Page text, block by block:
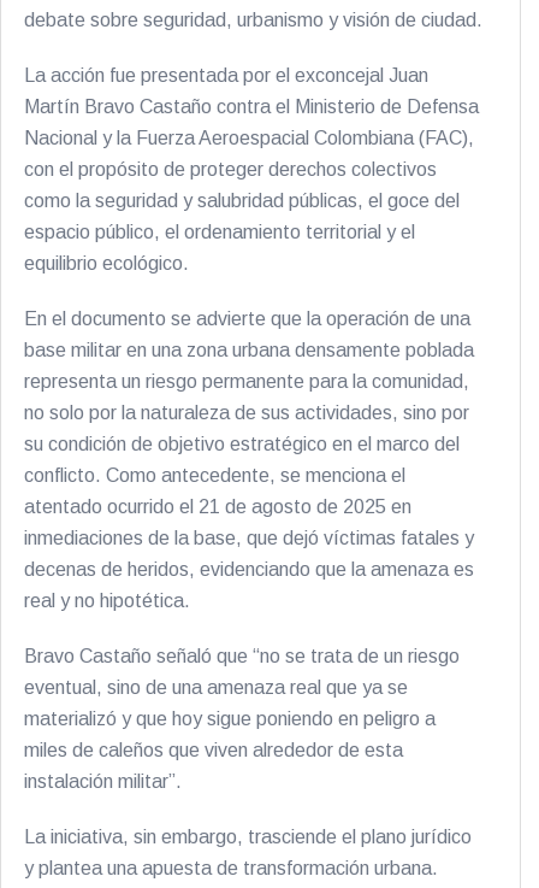
debate sobre seguridad, urbanismo y visión de ciudad.
La acción fue presentada por el exconcejal Juan
Martín Bravo Castaño contra el Ministerio de Defensa
Nacional y la Fuerza Aeroespacial Colombiana (FAC),
con el propósito de proteger derechos colectivos
como la seguridad y salubridad públicas, el goce del
espacio público, el ordenamiento territorial y el
equilibrio ecológico.
En el documento se advierte que la operación de una
base militar en una zona urbana densamente poblada
representa un riesgo permanente para la comunidad,
no solo por la naturaleza de sus actividades, sino por
su condición de objetivo estratégico en el marco del
conflicto. Como antecedente, se menciona el
atentado ocurrido el 21 de agosto de 2025 en
inmediaciones de la base, que dejó víctimas fatales y
decenas de heridos, evidenciando que la amenaza es
real y no hipotética.
Bravo Castaño señaló que “no se trata de un riesgo
eventual, sino de una amenaza real que ya se
materializó y que hoy sigue poniendo en peligro a
miles de caleños que viven alrededor de esta
instalación militar”.
La iniciativa, sin embargo, trasciende el plano jurídico
y plantea una apuesta de transformación urbana.